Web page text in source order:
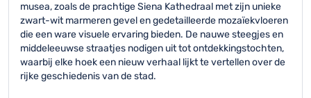
musea, zoals de prachtige Siena Kathedraal met zijn unieke
zwart-wit marmeren gevel en gedetailleerde mozaïekvloeren
die een ware visuele ervaring bieden. De nauwe steegjes en
middeleeuwse straatjes nodigen uit tot ontdekkingstochten,
waarbij elke hoek een nieuw verhaal lijkt te vertellen over de
rijke geschiedenis van de stad.